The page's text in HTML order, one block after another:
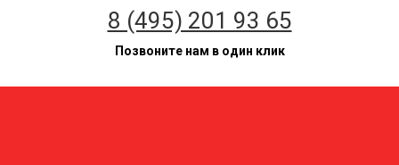
8 (495) 201 93 65
Позвоните нам в один клик